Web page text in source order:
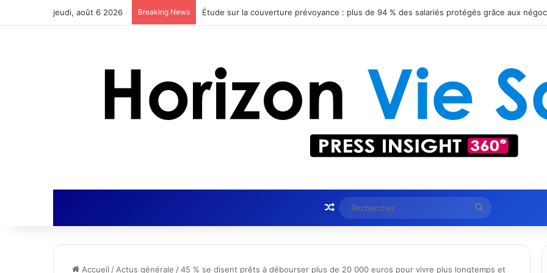
jeudi, août 6 2026 Breaking News
Article Aléatoire Rechercher
Accueil / Actus générale /45 % se disent prêts à débourser plus de 20 000 euros pour vivre plus longtemps et